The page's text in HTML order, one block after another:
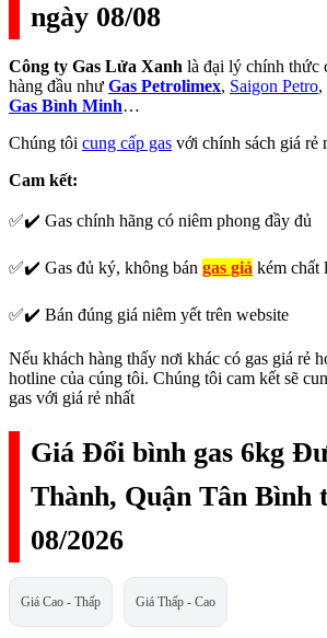
ngày 08/08
Công ty Gas Lửa Xanh là đại lý chính thức
hàng đầu như Gas Petrolimex, Saigon Petro,
Gas Bình Minh…
Chúng tôi cung cấp gas với chính sách giá rẻ
Cam kết:
✅✔️ Gas chính hãng có niêm phong đầy đủ
✅✔️ Gas đủ ký, không bán gas giả kém chất
✅✔️ Bán đúng giá niêm yết trên website
Nếu khách hàng thấy nơi khác có gas giá rẻ
hotline của cúng tôi. Chúng tôi cam kết sẽ
gas với giá rẻ nhất
Giá Đổi bình gas 6kg
Thành, Quận Tân Bình
08/2026
Giá Cao - Thấp Giá Thấp - Cao